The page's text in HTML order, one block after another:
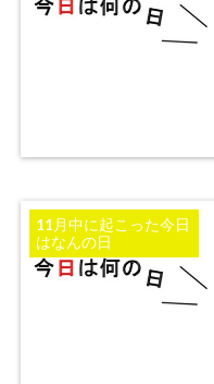
11月中に起こった今日
はなんの日